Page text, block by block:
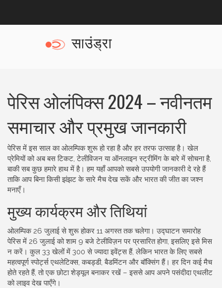
पेरिस ओलंपिक्स 2024 – नवीनतम
समाचार और प्रमुख जानकारी
पेरिस में इस साल का ओलम्पिक शुरू हो रहा है और हर तरफ उत्साह है। खेल
प्रेमियों को अब बस टिकट, टेलीविजन या ऑनलाइन स्ट्रीमिंग के बारे में सोचना है,
बाकी सब कुछ हमारे हाथ में है। हम यहाँ आपको सबसे उपयोगी जानकारी दे रहे हैं
ताकि आप बिना किसी झंझट के सारे मैच देख सकें और भारत की जीत का जश्न
मनाएँ।
मुख्य कार्यक्रम और तिथियां
ओलम्पिक 26 जुलाई से शुरू होकर 11 अगस्त तक चलेगा। उद्घाटन समारोह
पेरिस में 26 जुलाई को शाम 9 बजे टेलीविज़न पर प्रसारित होगा, इसलिए इसे मिस
न करें। कुल 33 खेलों में 300 से ज्यादा इवेंट्स हैं, लेकिन भारत के लिए सबसे
महत्वपूर्ण स्पोर्ट्स एथलेटिक्स, कबड्डी, बैडमिंटन और बॉक्सिंग हैं। हर दिन कई मैच
होते रहते हैं, तो एक छोटा शेड्यूल बनाकर रखें – इससे आप अपने पसंदीदा एथलीट
को लाइव देख पाएँगे।